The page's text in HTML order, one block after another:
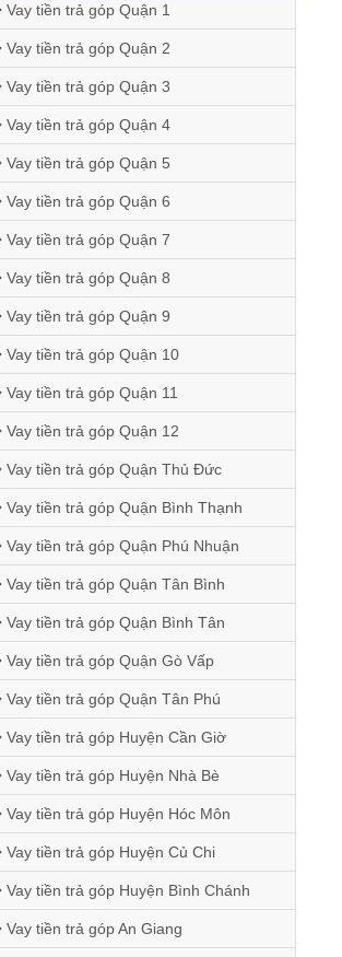
Vay tiền trả góp Quận 1
Vay tiền trả góp Quận 2
Vay tiền trả góp Quận 3
Vay tiền trả góp Quận 4
Vay tiền trả góp Quận 5
Vay tiền trả góp Quận 6
Vay tiền trả góp Quận 7
Vay tiền trả góp Quận 8
Vay tiền trả góp Quận 9
Vay tiền trả góp Quận 10
Vay tiền trả góp Quận 11
Vay tiền trả góp Quận 12
Vay tiền trả góp Quận Thủ Đức
Vay tiền trả góp Quận Bình Thạnh
Vay tiền trả góp Quận Phú Nhuận
Vay tiền trả góp Quận Tân Bình
Vay tiền trả góp Quận Bình Tân
Vay tiền trả góp Quận Gò Vấp
Vay tiền trả góp Quận Tân Phú
Vay tiền trả góp Huyện Cần Giờ
Vay tiền trả góp Huyện Nhà Bè
Vay tiền trả góp Huyện Hóc Môn
Vay tiền trả góp Huyện Củ Chi
Vay tiền trả góp Huyện Bình Chánh
Vay tiền trả góp An Giang